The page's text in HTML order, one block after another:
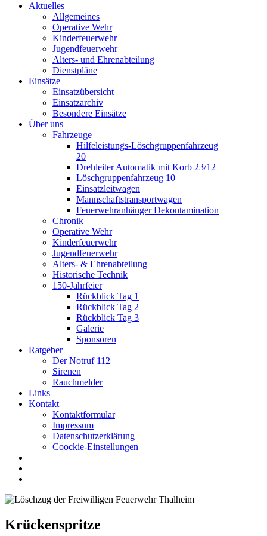
Aktuelles
Allgemeines
Operative Wehr
Kinderfeuerwehr
Jugendfeuerwehr
Alters- und Ehrenabteilung
Dienstpläne
Einsätze
Einsatzübersicht
Einsatzarchiv
Besondere Einsätze
Über uns
Fahrzeuge
Hilfeleistungs-Löschgruppenfahrzeug
20
Drehleiter Automatik mit Korb 23/12
Löschgruppenfahrzeug 10
Einsatzleitwagen
Mannschaftstransportwagen
Feuerwehranhänger Dekontamination
Chronik
Operative Wehr
Kinderfeuerwehr
Jugendfeuerwehr
Alters- & Ehrenabteilung
Historische Technik
150-Jahrfeier
Rückblick Tag 1
Rückblick Tag 2
Rückblick Tag 3
Galerie
Sponsoren
Ratgeber
Der Notruf 112
Sirenen
Rauchmelder
Links
Kontakt
Kontaktformular
Impressum
Datenschutzerklärung
Coockie-Einstellungen
Krückenspritze